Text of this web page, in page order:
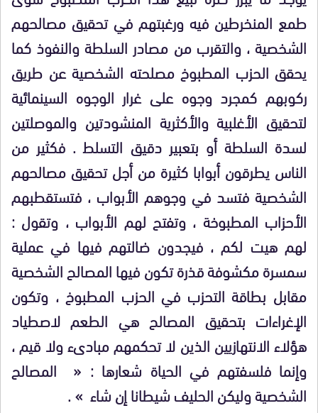
طمع المنخرطين فيه ورغبتهم في تحقيق مصالحهم
الشخصية ، والتقرب من مصادر السلطة والنفوذ كما
يحقق الحزب المطبوخ مصلحته الشخصيةعن طريق
ركوبهم كمجرد وجوه على غرار الوجوه السينمائية
لتحقيق الأغلبية والأكثرية المنشودتين والموصلتين
لسدة السلطة أو بتعبير دقيق التسلط . فكثير من
الناس يطرقون أبوابا كثيرة من أجل تحقيق مصالحهم
الشخصية فتسد فيوجوهم الأبواب ، فتستقطبهم
الأحزاب المطبوخة ، وتفتح لهم الأبواب ، وتقول :
لهم هيت لكم ، فيجدون ضالتهم فيها في عملية
سمسرة مكشوفة قذرة تكون فيها المصالح الشخصية
مقابل بطاقة التحزب في الحزب المطبوخ ، وتكون
الإغراءات بتحقيق المصالح هي الطعم لاصطياد
هؤلاء الانتهازيين الذين لا تحكمهم مبادىء ولا قيم ،
وإنما فلسفتهم في الحياة شعارها : «
المصالح
الشخصيةوليكن الحليف شيطانا إن شاء » .